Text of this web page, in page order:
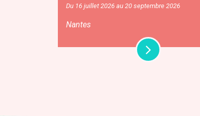
Du 16 juillet 2026 au 20 septembre 2026
Nantes